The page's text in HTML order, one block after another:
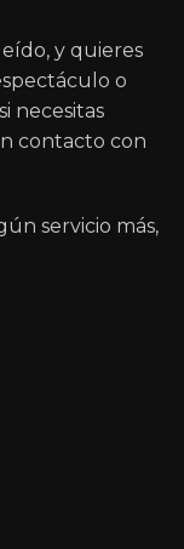
y quieres
o
necesitas
contacto con
servicio más,